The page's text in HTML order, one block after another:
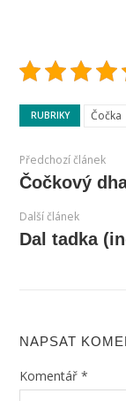
RUBRIKY Čočka
Předchozí článek
Čočkový
Další článek
Dal tadka
NAPSAT
Komentář*